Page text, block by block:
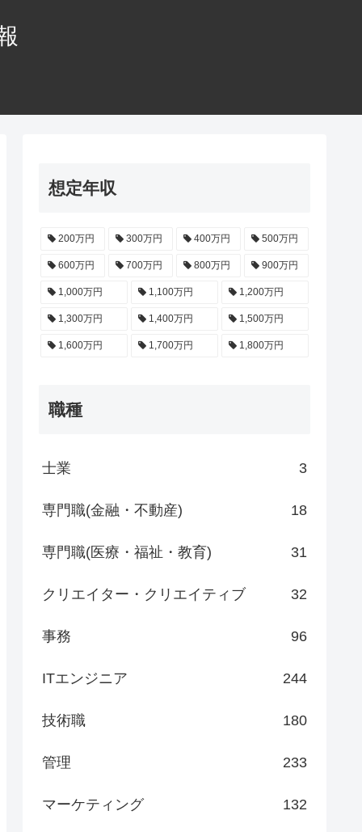
想定年収
200万円 300万円 400万円 500万円
600万円 700万円 800万円 900万円
1,000万円 1,100万円 1,200万円
1,300万円 1,400万円 1,500万円
1,600万円 1,700万円 1,800万円
職種
士業 3
専門職(金融・不動産) 18
専門職(医療・福祉・教育) 31
クリエイター・クリエイティブ 32
事務 96
ITエンジニア 244
技術職 180
管理 233
マーケティング 132